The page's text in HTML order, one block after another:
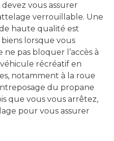
vous assurer
verrouillable. Une
haute qualité est
lorsque vous
ne pas bloquer l’accès à
récréatif en
notamment à la roue
du propane
que vous vous arrêtez,
pour vous assurer